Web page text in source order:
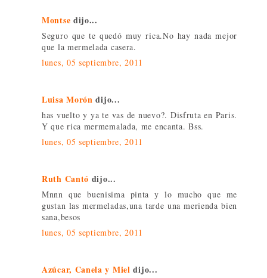
Montse dijo...
Seguro que te quedó muy rica.No hay nada mejor
que la mermelada casera.
lunes, 05 septiembre, 2011
Luisa Morón dijo...
has vuelto y ya te vas de nuevo?. Disfruta en Paris.
Y que rica mermemalada, me encanta. Bss.
lunes, 05 septiembre, 2011
Ruth Cantó dijo...
Mnnn que buenisima pinta y lo mucho que me
gustan las mermeladas,una tarde una merienda bien
sana,besos
lunes, 05 septiembre, 2011
Azúcar, Canela y Miel dijo...